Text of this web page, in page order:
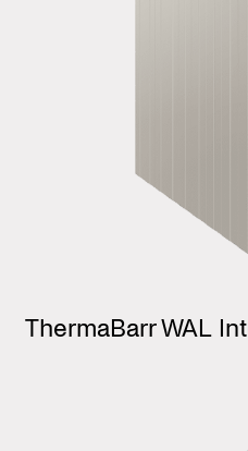
ThermaBarr WAL